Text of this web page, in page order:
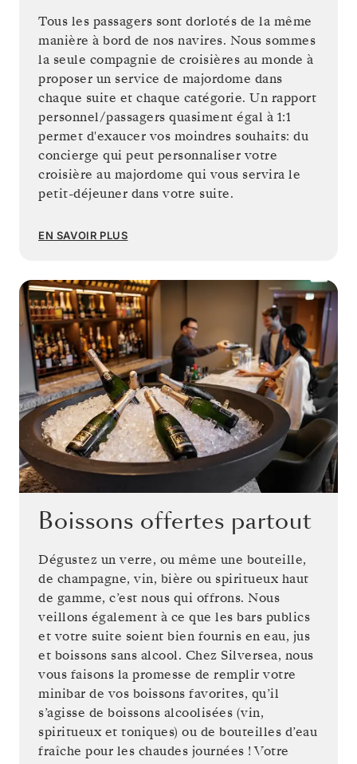
Tous les passagers sont dorlotés de la même
manière à bord de nos navires. Nous sommes
la seule compagnie de croisières au monde à
proposer un service de majordome dans
chaque suite et chaque catégorie. Un rapport
personnel/passagers quasiment égal à 1:1
permet d'exaucer vos moindres souhaits: du
concierge qui peut personnaliser votre
croisière au majordome qui vous servira le
petit-déjeuner dans votre suite.
EN SAVOIR PLUS
Boissons offertes partout
Dégustez un verre, ou même une bouteille,
de champagne, vin, bière ou spiritueux haut
de gamme, c’est nous qui offrons. Nous
veillons également à ce que les bars publics
et votre suite soient bien fournis en eau, jus
et boissons sans alcool. Chez Silversea, nous
vous faisons la promesse de remplir votre
minibar de vos boissons favorites, qu’il
s’agisse de boissons alcoolisées (vin,
spiritueux et toniques) ou de bouteilles d’eau
fraîche pour les chaudes journées ! Votre